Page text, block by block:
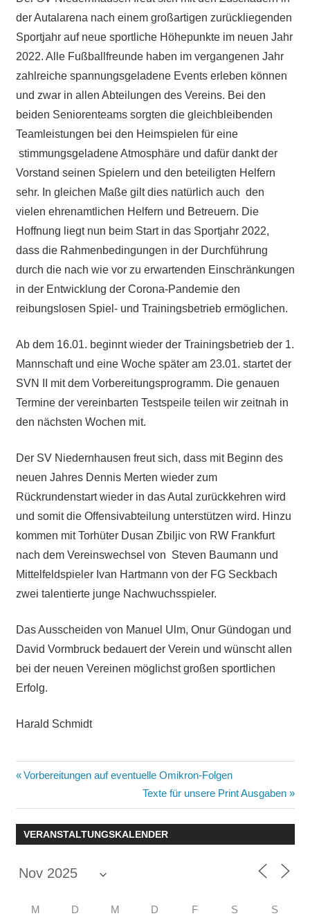
der Autalarena nach einem großartigen zurückliegenden
Sportjahr auf neue sportliche Höhepunkte im neuen Jahr
2022. Alle Fußballfreunde haben im vergangenen Jahr
zahlreiche spannungsgeladene Events erleben können
und zwar in allen Abteilungen des Vereins. Bei den
beiden Seniorenteams sorgten die gleichbleibenden
Teamleistungen bei den Heimspielen für eine
stimmungsgeladene Atmosphäre und dafür dankt der
Vorstand seinen Spielern und den beteiligten Helfern
sehr. In gleichen Maße gilt dies natürlich auch den
vielen ehrenamtlichen Helfern und Betreuern. Die
Hoffnung liegt nun beim Start in das Sportjahr 2022,
dass die Rahmenbedingungen in der Durchführung
durch die nach wie vor zu erwartenden Einschränkungen
in der Entwicklung der Corona-Pandemie den
reibungslosen Spiel- und Trainingsbetrieb ermöglichen.
Ab dem 16.01. beginnt wieder der Trainingsbetrieb der 1.
Mannschaft und eine Woche später am 23.01. startet der
SVN II mit dem Vorbereitungsprogramm. Die genauen
Termine der vereinbarten Testspeile teilen wir zeitnah in
den nächsten Wochen mit.
Der SV Niedernhausen freut sich, dass mit Beginn des
neuen Jahres Dennis Merten wieder zum
Rückrundenstart wieder in das Autal zurückkehren wird
und somit die Offensivabteilung unterstützen wird. Hinzu
kommen mit Torhüter Dusan Zbiljic von RW Frankfurt
nach dem Vereinswechsel von Steven Baumann und
Mittelfeldspieler Ivan Hartmann von der FG Seckbach
zwei talentierte junge Nachwuchsspieler.
Das Ausscheiden von Manuel Ulm, Onur Gündogan und
David Vormbruck bedauert der Verein und wünscht allen
bei der neuen Vereinen möglichst großen sportlichen
Erfolg.
Harald Schmidt
Beitragsnavigation
Vorheriger
Vorbereitungen auf eventuelle Omikron-Folgen
Nächster
Beitrag:
Texte für unsere Print Ausgaben
VERANSTALTUNGSKALENDER
M D M D F S S